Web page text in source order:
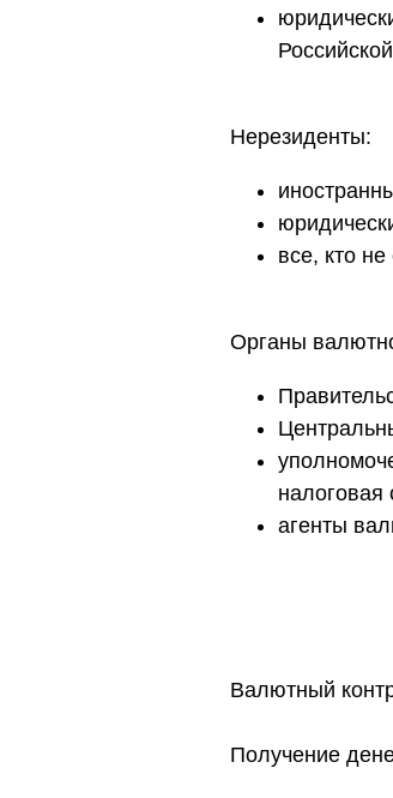
Нерезиденты:
все, кто
Органы
налоговая
агенты
Валютный
Получение